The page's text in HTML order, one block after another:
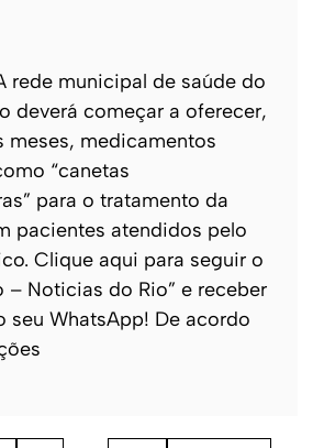
rede municipal de saúde do
deverá começar a oferecer,
meses, medicamentos
“canetas
para o tratamento da
pacientes atendidos pelo
Clique aqui para seguir o
– Noticias do Rio” e receber
seu WhatsApp! De acordo